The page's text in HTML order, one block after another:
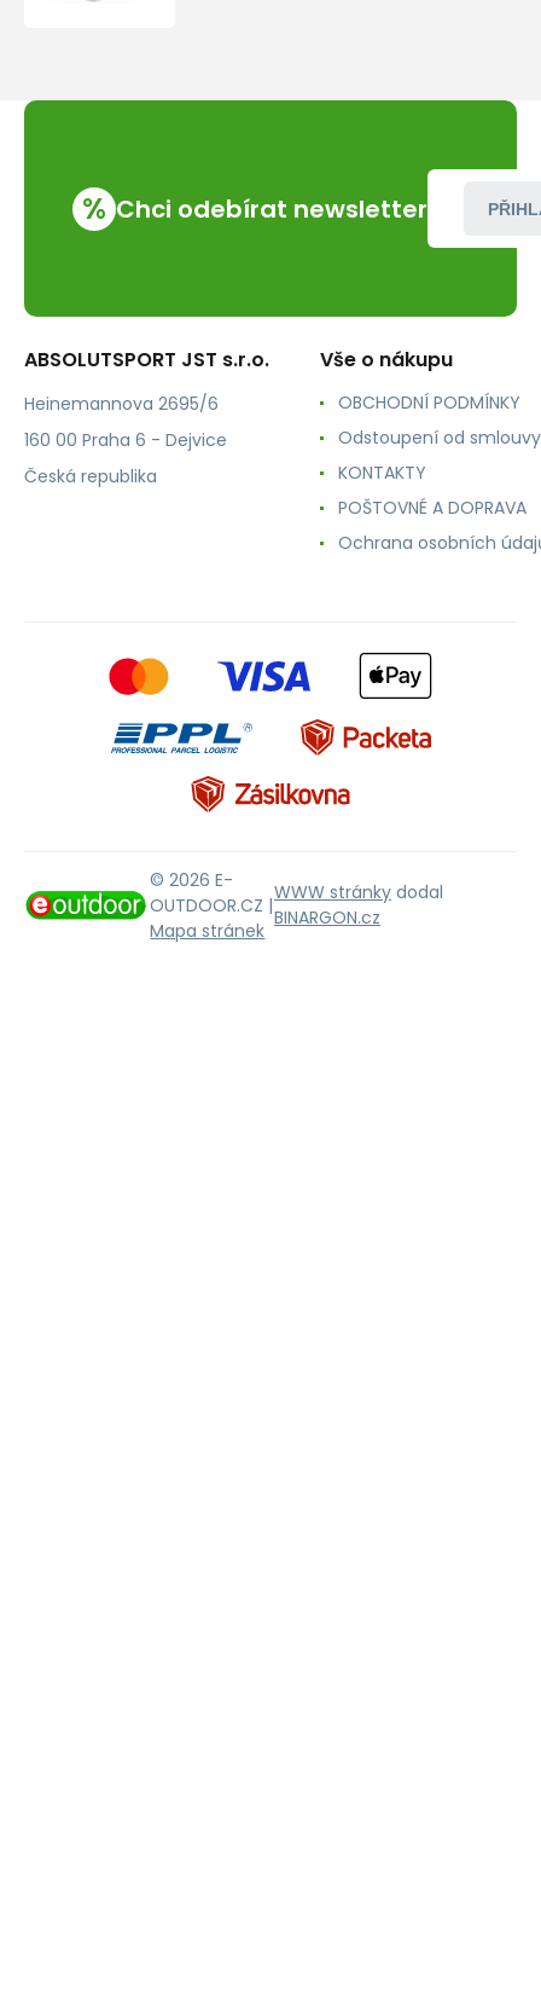
Spray
% Chci odebírat newsletter
ABSOLUTSPORT JST s.r.o.
Heinemannova 2695/6
160 00 Praha 6 - Dejvice
Česká republika
Vše o nákupu
OBCHODNÍ PODMÍNKY
Odstoupení od smlouvy
KONTAKTY
POŠTOVNÉ A DOPRAVA
Ochrana osobních
© 2026 E-
OUTDOOR.CZ |
Mapa stránek
WWW stránky dodal
BINARGON.cz